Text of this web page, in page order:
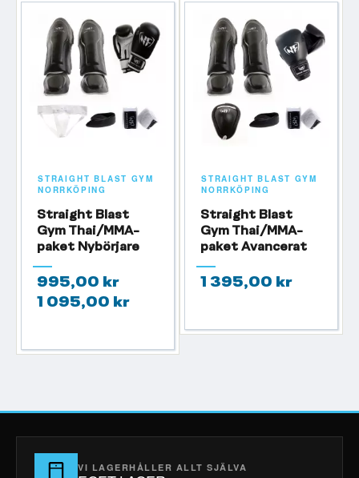
STRAIGHT BLAST GYM
NORRKÖPING
Straight Blast
Gym Thai/MMA-
paket Nybörjare
995,00 kr
1 095,00 kr
STRAIGHT BLAST GYM
NORRKÖPING
Straight Blast
Gym Thai/MMA-
paket Avancerat
1 395,00 kr
VI LAGERHÅLLER ALLT SJÄLVA